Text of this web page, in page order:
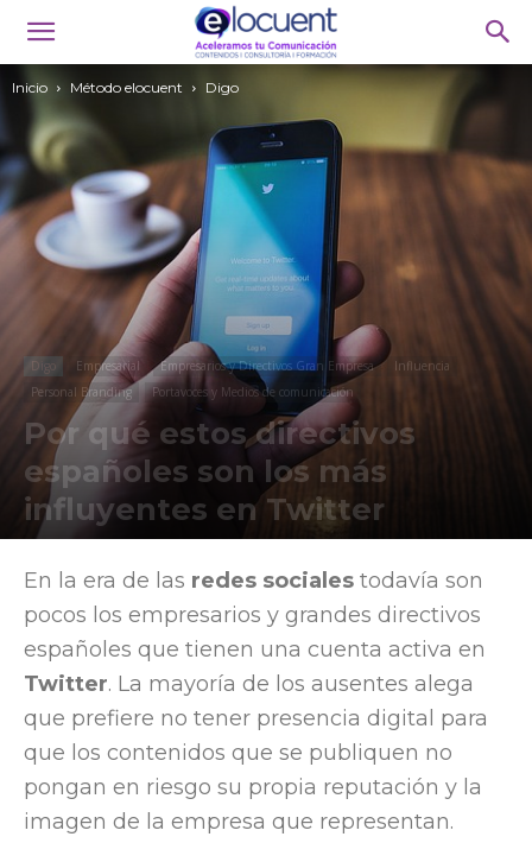
Inicio Método elocuent Digo
Digo Empresarial Empresarios y Directivos Gran Empresa
Influencia
Personal Branding
Portavoces y Medios de comunicación
Por qué estos directivos
españoles son los más
influyentes en Twitter
En la era de las redes sociales todavía son
pocos los empresarios y grandes directivos
españoles que tienen una cuenta activa en
Twitter. La mayoría de los ausentes alega
que prefiere no tener presencia digital para
que los contenidos que se publiquen no
pongan en riesgo su propia reputación y la
imagen de la empresa que representan.